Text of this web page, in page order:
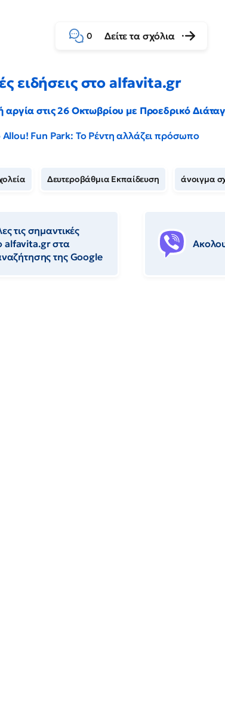
0 Δείτε τα σχόλια
ειδήσεις στο alfavita.gr
αργία στις 26 Οκτωβρίου με Προεδρικό
Allou! Fun Park: Το Ρέντη αλλάζει πρόσωπο
Δευτεροβάθμια Εκπαίδευση άνοιγμα
τις σημαντικές
alfavita.gr στα
της Google